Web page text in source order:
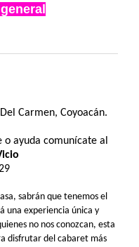
Carmen, Coyoacán.
o ayuda comunícate al
sabrán que tenemos el
una experiencia única y
no nos conozcan, esta
disfrutar del cabaret más